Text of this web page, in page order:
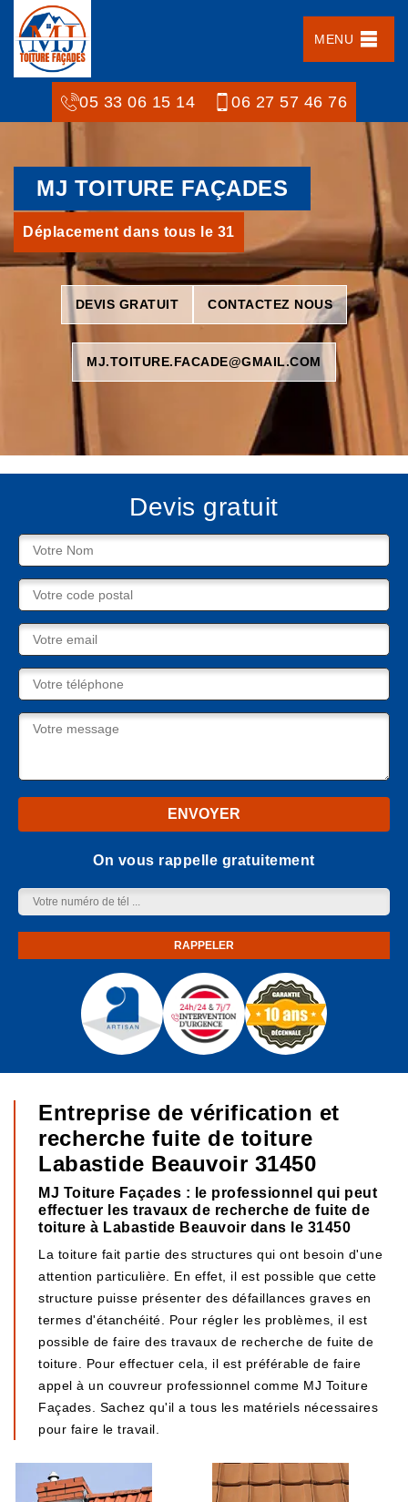
MENU
05 33 06 15 14 06 27 57 46 76
MJ TOITURE FAÇADES
Déplacement dans tous le 31
DEVIS GRATUIT CONTACTEZ NOUS
MJ.TOITURE.FACADE@GMAIL.COM
Devis gratuit
On vous rappelle gratuitement
Entreprise de vérification et
recherche fuite de toiture
Labastide Beauvoir 31450
MJ Toiture Façades : le professionnel qui peut
effectuer les travaux de recherche de fuite de
toiture à Labastide Beauvoir dans le 31450
La toiture fait partie des structures qui ont besoin d'une
attention particulière. En effet, il est possible que cette
structure puisse présenter des défaillances graves en
termes d'étanchéité. Pour régler les problèmes, il est
possible de faire des travaux de recherche de fuite de
toiture. Pour effectuer cela, il est préférable de faire
appel à un couvreur professionnel comme MJ Toiture
Façades. Sachez qu'il a tous les matériels nécessaires
pour faire le travail.